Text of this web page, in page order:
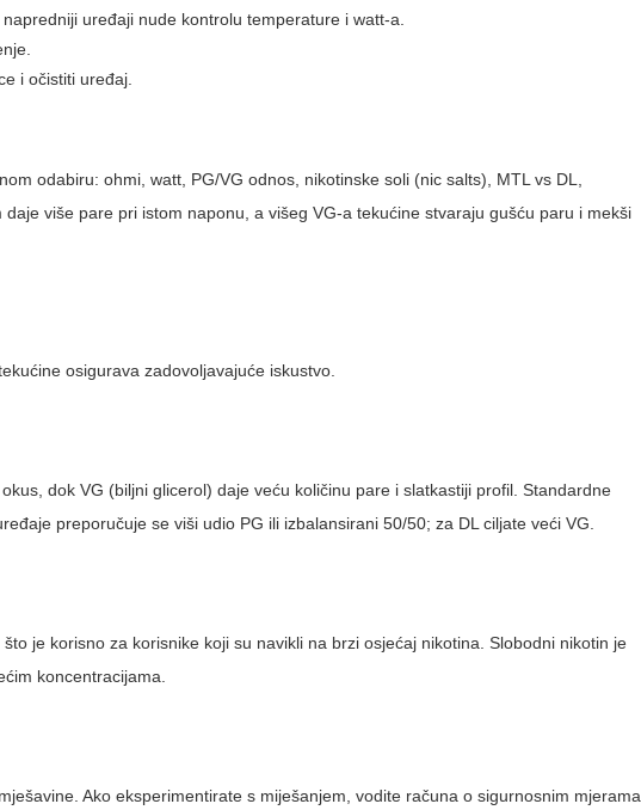
uređaji nude kontrolu temperature i watt-a.
i očistiti uređaj.
odabiru: ohmi, watt, PG/VG odnos, nikotinske soli (nic salts), MTL vs DL,
više pare pri istom naponu, a višeg VG-a tekućine stvaraju gušću paru i mekši
osigurava zadovoljavajuće iskustvo.
dok VG (biljni glicerol) daje veću količinu pare i slatkastiji profil. Standardne
preporučuje se viši udio PG ili izbalansirani 50/50; za DL ciljate veći VG.
je korisno za korisnike koji su navikli na brzi osjećaj nikotina. Slobodni nikotin je
koncentracijama.
Ako eksperimentirate s miješanjem, vodite računa o sigurnosnim mjerama